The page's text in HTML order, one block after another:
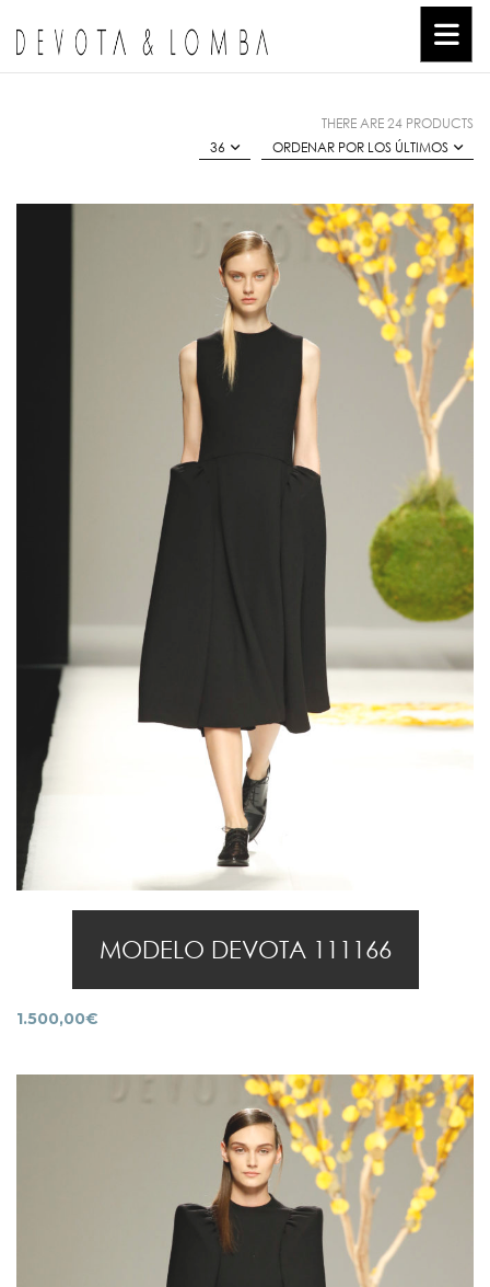
THERE ARE 24 PRODUCTS
ORDENAR POR LOS ÚLTIMOS
36
MODELO DEVOTA 111166
1.500,00€